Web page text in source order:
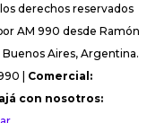
derechos reservados
AM 990 desde Ramón
Aires, Argentina.
| Comercial:
con nosotros: